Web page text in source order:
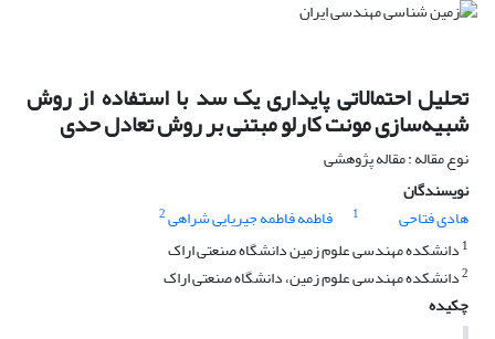
تحلیل احتمالاتی پایداری یک سد با استفاده از روش
شبیه‌سازی مونت کارلو مبتنی بر روش‌ تعادل حدی
نوع مقاله : مقاله پژوهشی
نویسندگان
هادی فتاحی
1 فاطمه فاطمه جیریایی شراهی2
1 دانشکده مهندسی علوم زمین دانشگاه صنعتی اراک
2دانشکده مهندسی علوم زمین، دانشگاه صنعتی اراک
چکیده